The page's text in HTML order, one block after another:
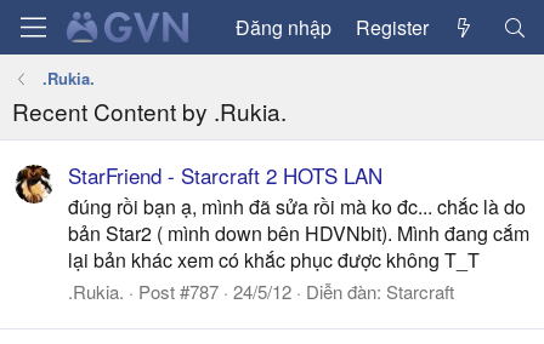
Đăng nhập Register
.Rukia.
Recent Content by .Rukia.
StarFriend - Starcraft 2 HOTS LAN
đúng rồi bạn ạ, mình đã sửa rồi mà ko đc... chắc là do
bản Star2 ( mình down bên HDVNbit). Mình đang cắm
lại bản khác xem có khắc phục được không T_T
.Rukia. Post #787 24/5/12 Diễn đàn: Starcraft